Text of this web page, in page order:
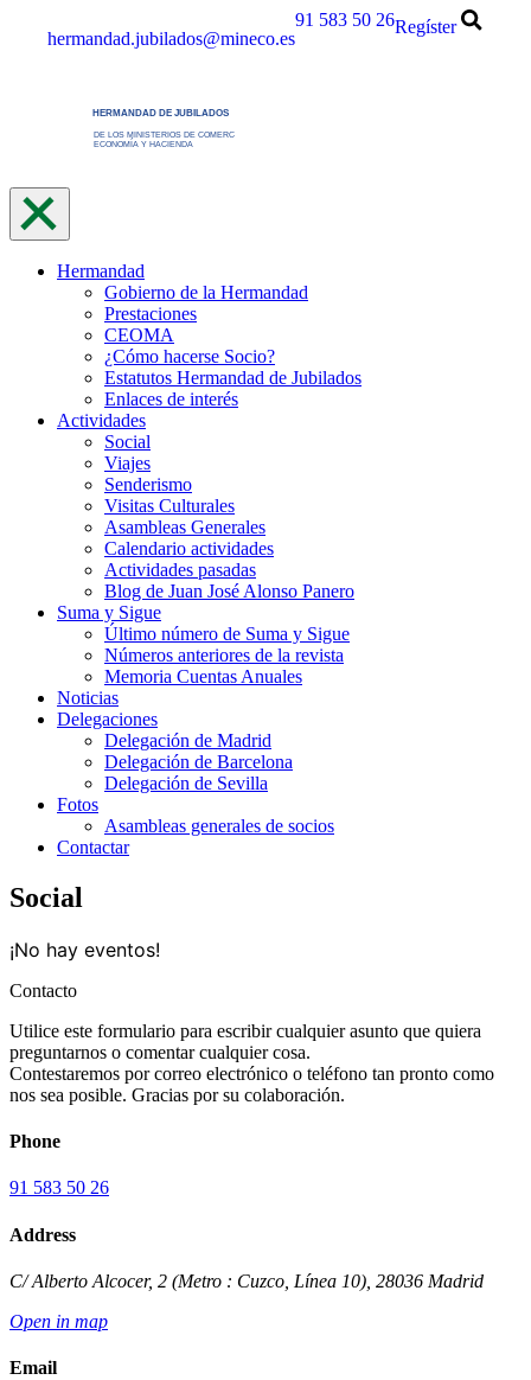
hermandad.jubilados@mineco.es
91 583 50 26Regíster
Hermandad
Gobierno de la Hermandad
Prestaciones
CEOMA
¿Cómo hacerse Socio?
Estatutos Hermandad de Jubilados
Enlaces de interés
Actividades
Social
Viajes
Senderismo
Visitas Culturales
Asambleas Generales
Calendario actividades
Actividades pasadas
Blog de Juan José Alonso Panero
Suma y Sigue
Último número de Suma y Sigue
Números anteriores de la revista
Memoria Cuentas Anuales
Noticias
Delegaciones
Delegación de Madrid
Delegación de Barcelona
Delegación de Sevilla
Fotos
Asambleas generales de socios
Contactar
Social
¡No hay eventos!
Contacto
Utilice este formulario para escribir cualquier asunto que quiera
preguntarnos o comentar cualquier cosa.
Contestaremos por correo electrónico o teléfono tan pronto como
nos sea posible. Gracias por su colaboración.
Phone
91 583 50 26
Address
C/ Alberto Alcocer, 2 (Metro : Cuzco, Línea 10) 28036 Madrid
Open in map
Email